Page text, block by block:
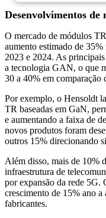
Desenvolvimentos de
O mercado de módulos
aumento estimado de
2023 e 2024. As
a tecnologia GAN, o que
30 a 40% em comparação
Por exemplo, o Hensoldt
TR baseadas em GaN,
e aumentando a faixa de
novos produtos foram
outros 15% direcionando
Além disso, mais de 10%
infraestrutura de
por expansão da rede 5G.
crescimento de 15% ano
fabricantes.